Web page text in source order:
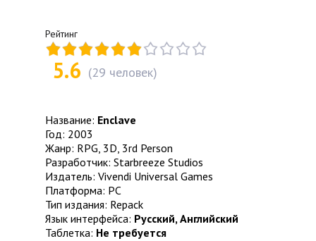
Рейтинг
5.6 (29 человек)
Название: Enclave
Год: 2003
Жанр: RPG, 3D, 3rd Person
Разработчик: Starbreeze Studios
Издатель: Vivendi Universal Games
Платформа: PC
Тип издания: Repack
Язык интерфейса: Русский, Английский
Таблетка: Не требуется